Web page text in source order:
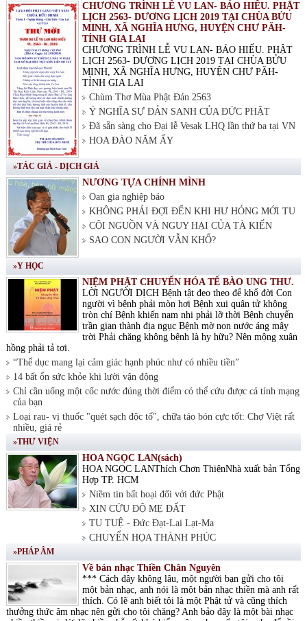
CHƯƠNG TRÌNH LỄ VU LAN- BÁO HIẾU. PHẬT
LỊCH 2563- DƯƠNG LỊCH 2019 TẠI CHÙA BỬU
MINH, XÃ NGHĨA HƯNG, HUYỆN CHƯ PĂH-
TỈNH GIA LAI
CHƯƠNG TRÌNH LỄ VU LAN- BÁO HIẾU. PHẬT
LỊCH 2563- DƯƠNG LỊCH 2019 TẠI CHÙA BỬU
MINH, XÃ NGHĨA HƯNG, HUYỆN CHƯ PĂH-
TỈNH GIA LAI
Chùm Thơ Mùa Phật Đản 2563
Ý NGHĨA SỰ ĐẢN SANH CỦA ĐỨC PHẬT
Đã sẵn sàng cho Đại lễ Vesak LHQ lần thứ ba tại VN
HOA ĐÀO NĂM ẤY
»TÁC GIẢ - DỊCH GIẢ
NƯƠNG TỰA CHÍNH MÌNH
Oan gia nghiệp báo
KHÔNG PHẢI ĐỢI ĐẾN KHI HƯ HỎNG MỚI TU
CỘI NGUỒN VÀ NGUY HẠI CỦA TÀ KIẾN
SAO CON NGƯỜI VẪN KHỔ?
»Y HỌC
NIỆM PHẬT CHUYỂN HÓA TẾ BÀO UNG THƯ.
LỜI NGƯỜI DỊCH Bệnh tật đeo theo để khổ đời Con
người vì bệnh phải mòn hơi Bệnh xui quân tử không
tròn chí Bệnh khiến nam nhi phải lỡ thời Bệnh chuyển
trần gian thành địa ngục Bệnh mờ non nước áng mây
trời Phải chăng không bệnh là hy hữu? Nên mộng xuân
hồng phải tả tơi.
“Thể dục mang lại cảm giác hạnh phúc như có nhiều tiền”
14 bất ổn sức khỏe khi lười vận động
Chỉ cần uống một cốc nước đúng thời điểm có thể cứu được cả tính mạng
của bạn
Loại rau- vị thuốc "quét sạch độc tố", chữa táo bón cực tốt: Chợ Việt rất
nhiều, giá rẻ
»THƯ VIỆN
HOA NGỌC LAN(sách)
HOA NGỌC LANThích Chơn ThiệnNhà xuất bản Tổng
Hợp TP. HCM
Niềm tin bất hoại đối với đức Phật
XIN CỨU ĐỘ MẸ ĐẤT
TU TUỆ - Đức Đạt-Lai Lạt-Ma
CHUYỂN HỌA THÀNH PHÚC
»PHÁP ÂM
Về bản nhạc Thiền Chân Nguyên
*** Cách đây không lâu, một người bạn gửi cho tôi
một bản nhạc, anh nói là một bản nhạc thiền mà anh rất
thích. Có lẽ anh biết tôi là một Phật tử và cũng thích
thưởng thức âm nhạc nên gửi cho tôi chăng? Anh bảo đây là một bài nhạc